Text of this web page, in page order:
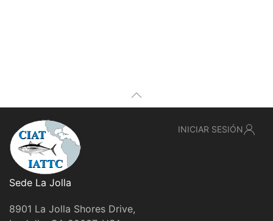
Sede La Jolla
8901 La Jolla Shores Drive,
INICIAR SESIÓN